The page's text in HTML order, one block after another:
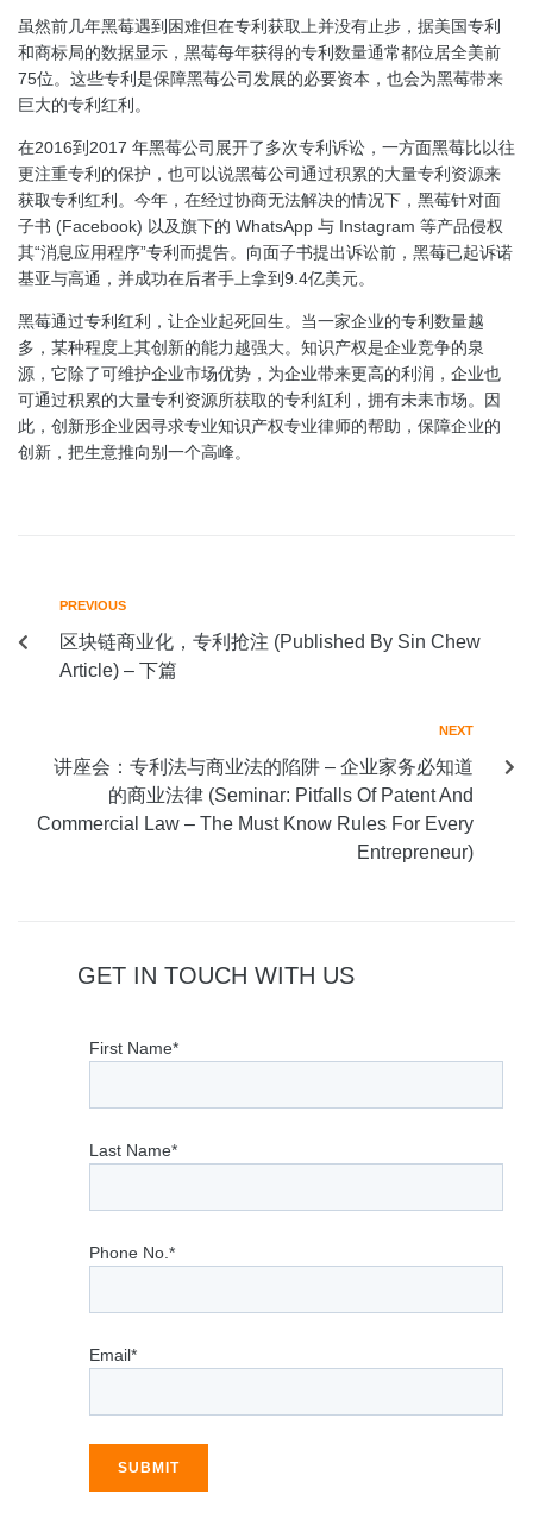
虽然前几年黑莓遇到困难但在专利获取上并没有止步，据美国专利
和商标局的数据显示，黑莓每年获得的专利数量通常都位居全美前
75位。这些专利是保障黑莓公司发展的必要资本，也会为黑莓带来
巨大的专利红利。
在2016到2017 年黑莓公司展开了多次专利诉讼，一方面黑莓比以往
更注重专利的保护，也可以说黑莓公司通过积累的大量专利资源来
获取专利红利。今年，在经过协商无法解决的情况下，黑莓针对面
子书 (Facebook) 以及旗下的 WhatsApp 与 Instagram 等产品侵权
其“消息应用程序”专利而提告。向面子书提出诉讼前，黑莓已起诉诺
基亚与高通，并成功在后者手上拿到9.4亿美元。
黑莓通过专利红利，让企业起死回生。当一家企业的专利数量越
多，某种程度上其创新的能力越强大。知识产权是企业竞争的泉
源，它除了可维护企业市场优势，为企业带来更高的利润，企业也
可通过积累的大量专利资源所获取的专利紅利，拥有未耒市场。因
此，创新形企业因寻求专业知识产权专业律师的帮助，保障企业的
创新，把生意推向别一个高峰。
PREVIOUS
区块链商业化，专利抢注 (Published By Sin Chew
Article) – 下篇
NEXT
讲座会：专利法与商业法的陷阱 – 企业家务必知道
的商业法律 (Seminar: Pitfalls Of Patent And
Commercial Law – The Must Know Rules For Every
Entrepreneur)
GET IN TOUCH WITH US
First Name*
Last Name*
Phone No.*
Email*
SUBMIT